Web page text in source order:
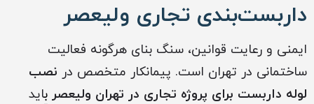
داربست‌بندی تجاری ولیعصر
ایمنی و رعایت قوانین، سنگ بنای هرگونه فعالیت
ساختمانی در تهران است. پیمانکار متخصص در نصب
لوله داربست برای پروژه‌ تجاری در تهران ولیعصر باید